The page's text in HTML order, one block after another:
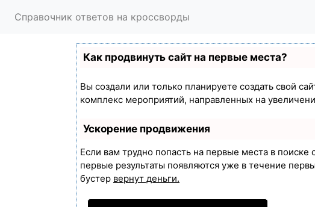
Справочник ответов на кроссворды
Как продвинуть сайт на первые места?
Вы создали или только планируете создать свой
комплекс мероприятий, направленных на
Ускорение продвижения
Если вам трудно попасть на первые места в
первые результаты появляются уже в течение
бустер вернут деньги.